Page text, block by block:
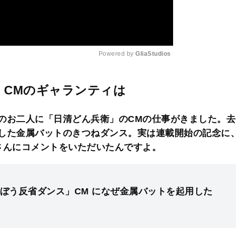
e
Powered by GliaStudios
CMのギャランティは
二人に「日清どん兵衛」のCMの仕事がきました。去
た金属バットのきつねダンス。実は連載開始の記念に、
にコメントをいただいたんですよ。
う反省ダンス」CM になぜ金属バットを起⽤した